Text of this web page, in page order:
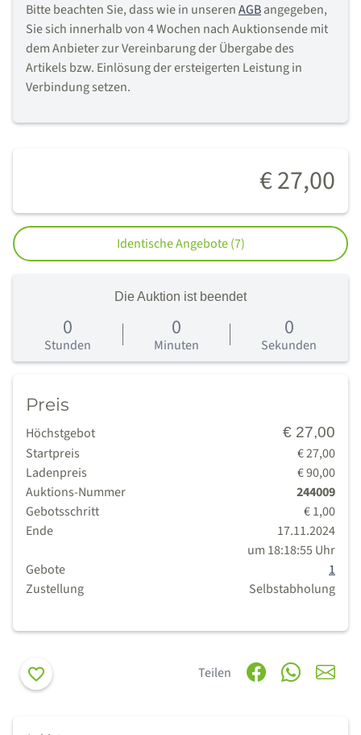
€ 27,00
Identische Angebote (7)
Die Auktion ist beendet
0
Stunden
0
Minuten
0
Sekunden
Preis
Höchstgebot € 27,00
Startpreis
€ 27,00
Ladenpreis
€ 90,00
Auktions-Nummer
244009
Gebotsschritt
€ 1,00
Ende
17.11.2024
um 18:18:55 Uhr
Gebote
1
Zustellung
Selbstabholung
Merken Teilen
Bitte beachten Sie, dass wie in unserenAGBangegeben,
Sie sich innerhalb von 4 Wochen nach Auktionsende mit
dem Anbieter zur Vereinbarung der Übergabe des
Artikels bzw. Einlösung der ersteigerten Leistung in
Verbindung setzen.